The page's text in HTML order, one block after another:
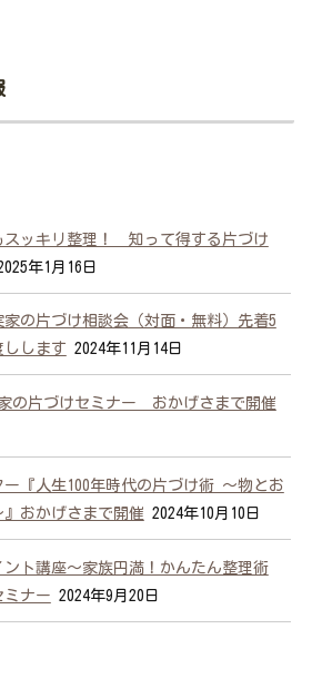
スッキリ整理！ 知って得する片づけ
年1月16日
家の片づけ相談会（対面・無料）先着5
しします 2024年11月14日
の片づけセミナー おかげさまで開催
『人生100年時代の片づけ術 ～物とお
おかげさまで開催 2024年10月10日
ント講座～家族円満！かんたん整理術
ミナー 2024年9月20日